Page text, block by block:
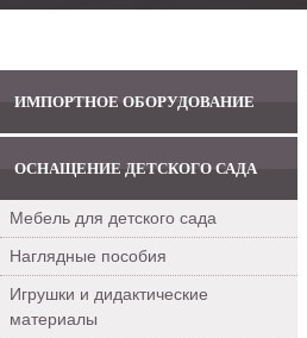
ИМПОРТНОЕ ОБОРУДОВАНИЕ
ОСНАЩЕНИЕ ДЕТСКОГО САДА
Мебель для детского сада
Наглядные пособия
Игрушки и дидактические
материалы